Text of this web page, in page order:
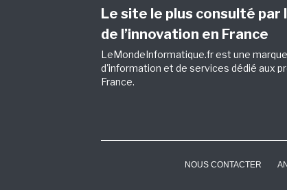
Le site le plus consulté par
de l’innovation en France
LeMondeInformatique.fr est une
d'information et de services dédié aux
France.
NOUS CONTACTER